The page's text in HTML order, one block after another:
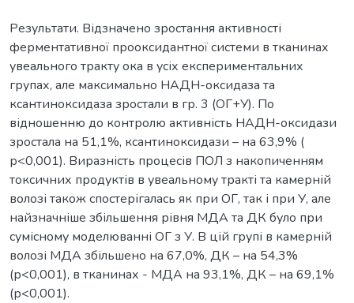
Результати. Відзначено зростання активності
ферментативної прооксидантної системи в тканинах
увеального тракту ока в усіх експериментальних
групах, але максимально НАДН-оксидаза та
ксантиноксидаза зростали в гр. 3 (ОГ+У). По
відношенню до контролю активність НАДН-оксидази
зростала на 51,1%, ксантиноксидази – на 63,9% (
р<0,001). Виразність процесів ПОЛ з накопиченням
токсичних продуктів в увеальному тракті та камерній
волозі також спостерігалась як при ОГ, так і при У, але
найзначніше збільшення рівня МДА та ДК було при
сумісному моделюванні ОГ з У. В цій групі в камерній
волозі МДА збільшено на 67,0%, ДК – на 54,3%
(р<0,001), в тканинах - МДА на 93,1%, ДК – на 69,1%
(р<0,001).